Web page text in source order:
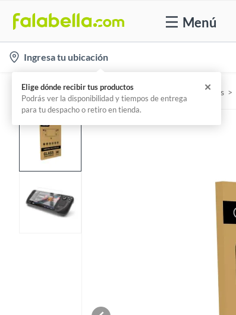
Menú
Ingresa tu ubicación
Elige dónde recibir tus productos
Podrás ver la disponibilidad y tiempos de entrega
para tu despacho o retiro en tienda.
✕
Home Tecnología - Zona Gamer Videojuegos